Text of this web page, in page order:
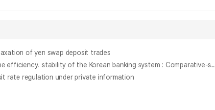
taxation of yen swap deposit trades
預金利子率 規制가 銀行産業에 미치는 影響에 관한 硏究 : 預金銀行의 意思決定模型을 중심으로 = On the effect of
rate regulation under private information